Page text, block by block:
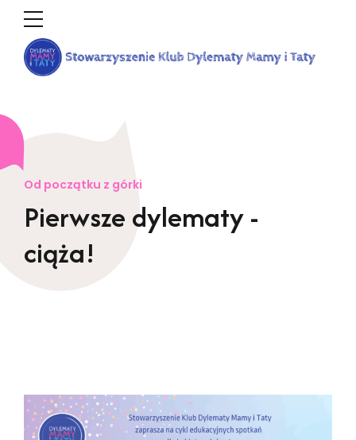
Od początku z górki
Pierwsze dylematy -
ciąża!